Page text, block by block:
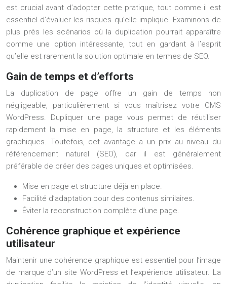
est crucial avant d’adopter cette pratique, tout comme il est
essentiel d’évaluer les risques qu’elle implique. Examinons de
plus près les scénarios où la duplication pourrait apparaître
comme une option intéressante, tout en gardant à l’esprit
qu’elle est rarement la solution optimale en termes de SEO.
Gain de temps et d’efforts
La duplication de page offre un gain de temps non
négligeable, particulièrement si vous maîtrisez votre CMS
WordPress. Dupliquer une page vous permet de réutiliser
rapidement la mise en page, la structure et les éléments
graphiques. Toutefois, cet avantage a un prix au niveau du
référencement naturel (SEO), car il est généralement
préférable de créer des pages uniques et optimisées.
Mise en page et structure déjà en place.
Facilité d’adaptation pour des contenus similaires.
Éviter la reconstruction complète d’une page.
Cohérence graphique et expérience
utilisateur
Maintenir une cohérence graphique est essentiel pour l’image
de marque d’un site WordPress et l’expérience utilisateur. La